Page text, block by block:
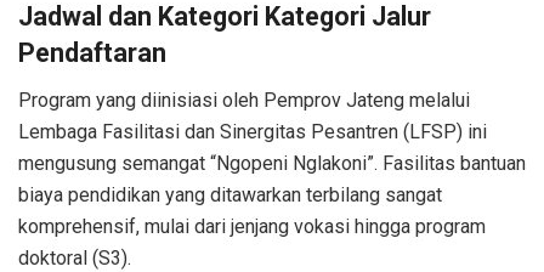
Jadwal dan Kategori Kategori Jalur
Pendaftaran
Program yang diinisiasi oleh Pemprov Jateng melalui
Lembaga Fasilitasi dan Sinergitas Pesantren (LFSP) ini
mengusung semangat “Ngopeni Nglakoni”. Fasilitas bantuan
biaya pendidikan yang ditawarkan terbilang sangat
komprehensif, mulai dari jenjang vokasi hingga program
doktoral (S3).